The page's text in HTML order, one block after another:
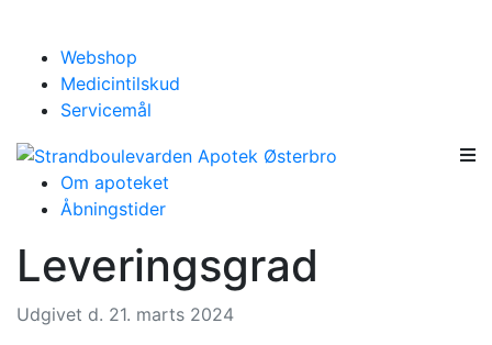
Webshop
Medicintilskud
Servicemål
Om apoteket
Åbningstider
Leveringsgrad
Udgivet d. 21. marts 2024